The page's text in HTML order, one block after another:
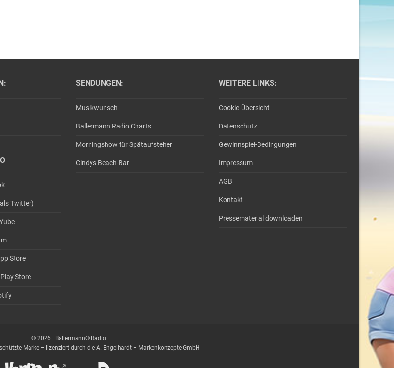
Twitter)
Store
Store
SENDUNGEN:
Musikwunsch
Ballermann Radio Charts
Morningshow für Spätaufsteher
Cindys Beach-Bar
WEITERE LINKS:
Cookie-Übersicht
Datenschutz
Gewinnspiel-Bedingungen
Impressum
AGB
Kontakt
Pressematerial downloaden
© 2026 · Ballermann® Radio
Marke – lizenziert durch die A. Engelhardt – Markenkonzepte GmbH